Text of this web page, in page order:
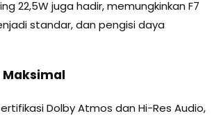
22,5W juga hadir, memungkinkan F7
standar, dan pengisi daya
Dolby Atmos dan Hi-Res Audio,